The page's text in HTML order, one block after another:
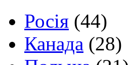
Росія (44)
Канада (28)